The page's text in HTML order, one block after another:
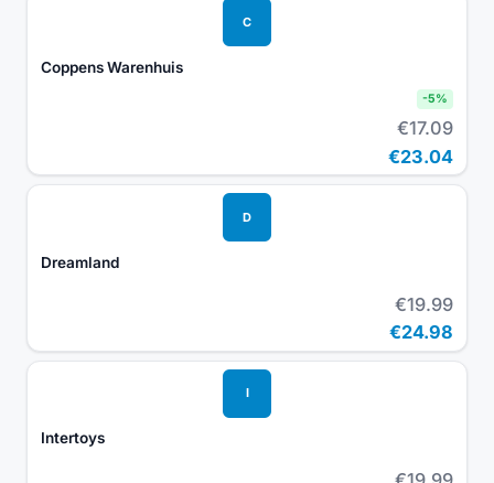
C
Coppens Warenhuis
-5%
€17.09
€23.04
D
Dreamland
€19.99
€24.98
I
Intertoys